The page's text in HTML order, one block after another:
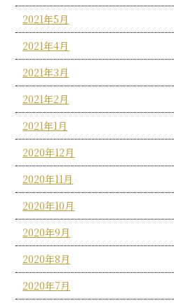
2021年5月
2021年4月
2021年3月
2021年2月
2021年1月
2020年12月
2020年11月
2020年10月
2020年9月
2020年8月
2020年7月